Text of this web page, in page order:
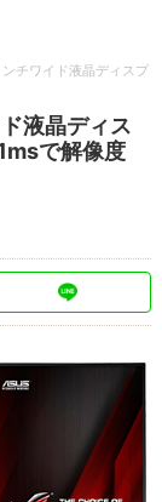
チワイド液晶ディスプ
液晶ディス
で解像度